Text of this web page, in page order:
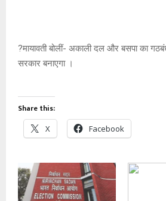
?मायावती बोलीं- अकाली दल और बसपा का
सरकार बनाएगा ।
Share this:
X Facebook